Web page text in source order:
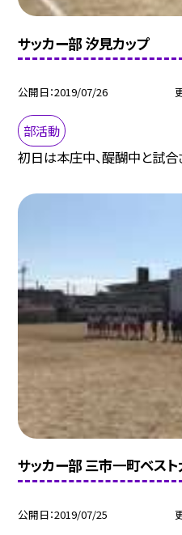
サッカー部 汐見カップ
公開日 2019/07/26
部活動
初日は本庄中、醍醐中と試合
サッカー部 三市一町ベス
公開日 2019/07/25